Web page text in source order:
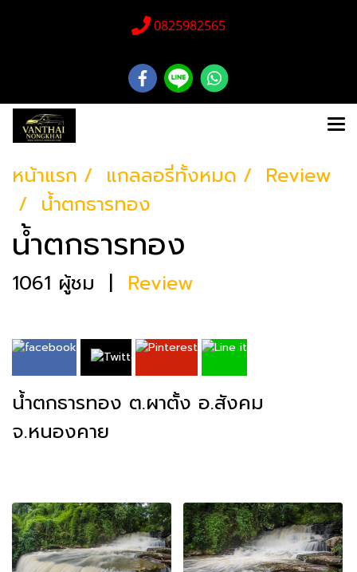
0825982565
หน้าแรก แกลลอรี่ทั้งหมด
Review
น้ำตกธารทอง
น้ำตกธารทอง
1061 ผู้ชม | Review
น้ำตกธารทอง ต.ผาตั้ง อ.สังคม
จ.หนองคาย